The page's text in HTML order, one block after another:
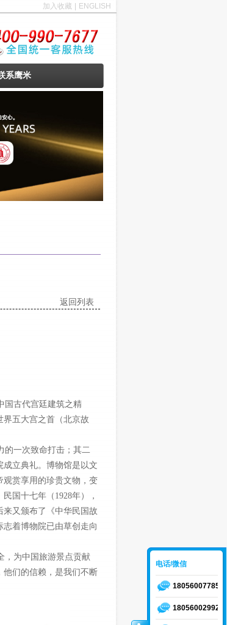
电话/微信
18056007785
18056002992
加入收藏 ENGLISH
系鹰米
返回列表
国古代宫廷建筑之精
五大宫之首（北京故
的一次致命打击；其二
成立典礼。博物馆是以文
观赏享用的珍贵文物，变
国十七年（1928年），
来又颁布了《中华民国故
着博物院已由草创走向
，为中国旅游景点贡献
他们的信赖，是我们不断